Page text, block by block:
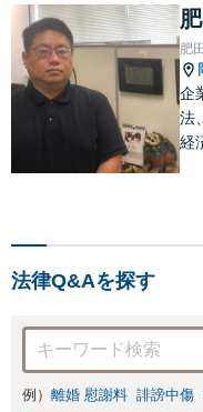
肥
企
法
経
法律Q&Aを探す
例） 離婚 慰謝料 誹謗中傷